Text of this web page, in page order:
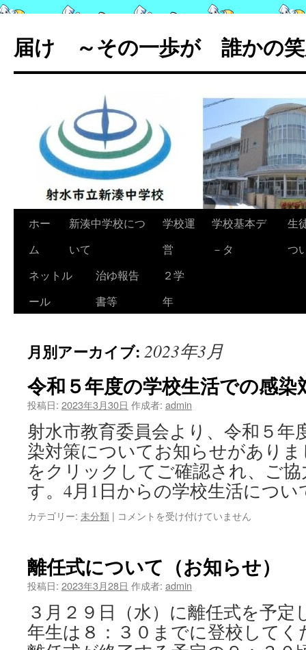
テ
ン
届け ～その一歩が 誰かの笑
ホー
ム
新湊中学校につ
いて
学校運
営
学校基本デ
－タ
生
つ
ネットル
ール
治ゆ報告
書等
２学
年
月別アーカイブ: 2023年3月
令和５年度の学校生活での感
投稿日: 2023年3月30日 作成者: admin
射水市教育委員会より、令和５年
染対策についてお知らせがあり
をクリックしてご確認され、ご
す。4月1日からの学校生活につ
カテゴリー: 未分類 | 令
度
の
生
活
コメントを受け付けていません
離任式について（お知らせ）
投稿日: 2023年3月28日 作成者: admin
３月２９日（水）に離任式を予
年生は８：３０までに登校して